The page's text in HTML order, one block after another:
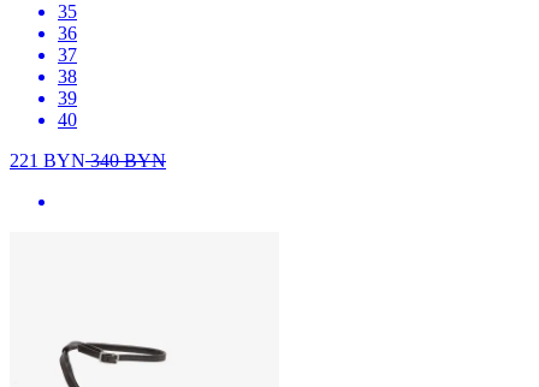
35
36
37
38
39
40
221 BYN340BYN